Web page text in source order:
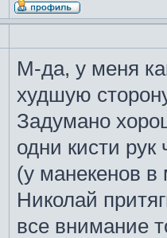
М-да, у меня
худшую
Задумано
одни кисти
(у манекенов в
Николай
все внимание